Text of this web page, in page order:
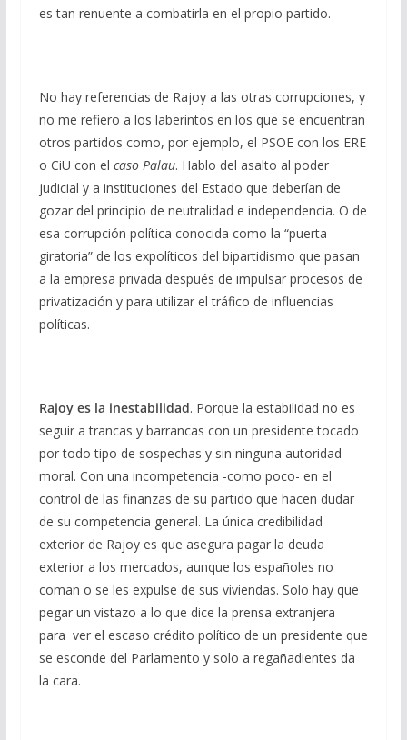
es tan renuente a combatirla en el propio partido.
No hay referencias de Rajoy a las otras corrupciones, y
no me refiero a los laberintos en los que se encuentran
otros partidos como, por ejemplo, el PSOE con los ERE
o CiU con el caso Palau. Hablo del asalto al poder
judicial y a instituciones del Estado que deberían de
gozar del principio de neutralidad e independencia. O de
esa corrupción política conocida como la “puerta
giratoria” de los expolíticos del bipartidismo que pasan
a la empresa privada después de impulsar procesos de
privatización y para utilizar el tráfico de influencias
políticas.
Rajoy es la inestabilidad. Porque la estabilidad no es
seguir a trancas y barrancas con un presidente tocado
por todo tipo de sospechas y sin ninguna autoridad
moral. Con una incompetencia -como poco- en el
control de las finanzas de su partido que hacen dudar
de su competencia general. La única credibilidad
exterior de Rajoy es que asegura pagar la deuda
exterior a los mercados, aunque los españoles no
coman o se les expulse de sus viviendas. Solo hay que
pegar un vistazo a lo que dice la prensa extranjera
para ver el escaso crédito político de un presidente que
se esconde del Parlamento y solo a regañadientes da
la cara.